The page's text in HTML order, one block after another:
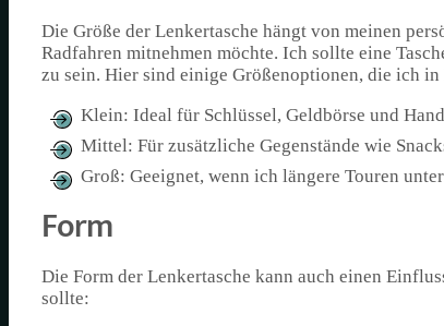
Die Größe der Lenkertasche hängt von meinen
Radfahren mitnehmen möchte. Ich sollte eine
zu sein. Hier sind einige Größenoptionen, die ich
Klein: Ideal für Schlüssel, Geldbörse und
Mittel: Für zusätzliche Gegenstände wie
Groß: Geeignet, wenn ich längere Touren
Form
Die Form der Lenkertasche kann auch einen
sollte: